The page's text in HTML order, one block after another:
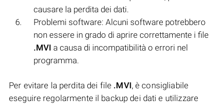
causare la perdita dei dati.
Problemi software: Alcuni software potrebbero
non essere in grado di aprire correttamente i file
.MVI a causa di incompatibilità o errori nel
programma.
Per evitare la perdita dei file .MVI, è consigliabile
eseguire regolarmente il backup dei dati e utilizzare